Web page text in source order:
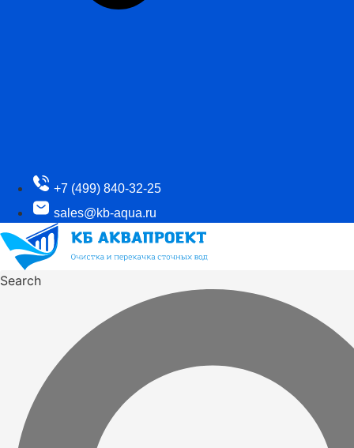
+7 (499) 840-32-25
sales@kb-aqua.ru
Search